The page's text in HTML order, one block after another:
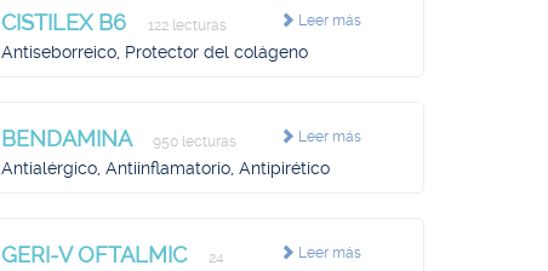
Leer más
CISTILEX B6 122 lecturas
Antiseborreico, Protector del colágeno
Leer más
BENDAMINA 950 lecturas
Antialérgico, Antiinflamatorio, Antipirético
Leer más
GERI-V OFTALMIC
24